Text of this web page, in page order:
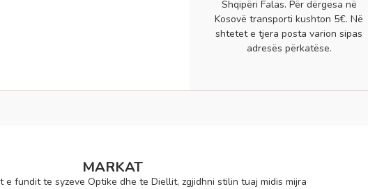
Shqipëri Falas. Për dërgesa në
Kosovë transporti kushton 5€. Në
shtetet e tjera posta varion sipas
adresës përkatëse.
MARKAT
e fundit te syzeve Optike dhe te Diellit, zgjidhni stilin tuaj midis mijra